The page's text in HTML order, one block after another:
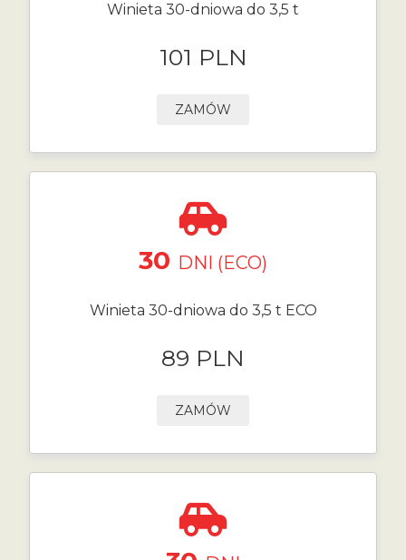
Winieta 30-dniowa do 3,5 t
101 PLN
ZAMÓW
30 DNI (ECO)
Winieta 30-dniowa do 3,5 t ECO
89 PLN
ZAMÓW